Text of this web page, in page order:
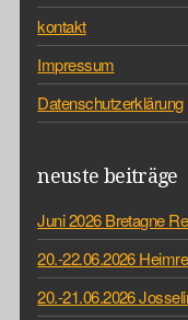
kontakt
Impressum
Datenschutzerklärung
neuste beiträge
Juni 2026 Bretagne
20.-22.06.2026
20.-21.06.2026